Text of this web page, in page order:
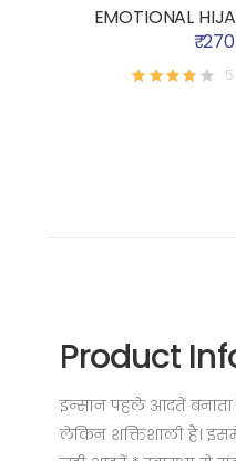
EMOTIONAL
₹ 270
Product
इन्सान पहले आदतें
लेकिन शक्तिशाली हैं।